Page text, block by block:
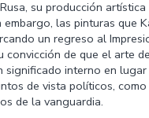
su producción
embargo, las pinturas que
un regreso al
convicción de que el arte
significado interno en
de vista políticos,
de la vanguardia.